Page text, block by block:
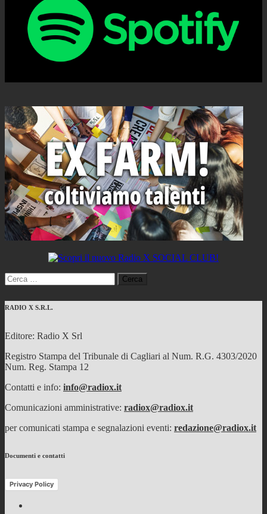
Ricerca
per:
RADIO X S.R.L.
Editore: Radio X Srl
Registro Stampa del Tribunale di Cagliari al Num. R.G. 4303/2020
Num. Reg. Stampa 12
Contatti e info: info@radiox.it
Comunicazioni amministrative: radiox@radiox.it
per comunicati stampa e segnalazioni eventi: redazione@radiox.it
Documenti e contatti
Privacy Policy